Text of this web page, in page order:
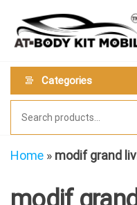
the
content
Categories
Home » modif grand